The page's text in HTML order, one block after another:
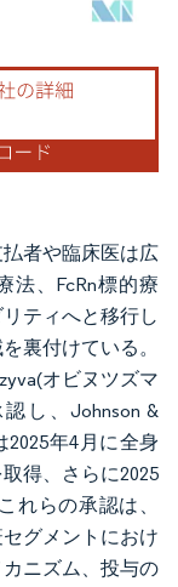
示が必要です。
者や臨床医は広
法、FcRn標的療
ティへと移行し
裏付けている。
オビヌツズマ
し、Johnson &
2025年4月に全身
得、さらに2025
れらの承認は、
グメントにおけ
ニズム、投与の